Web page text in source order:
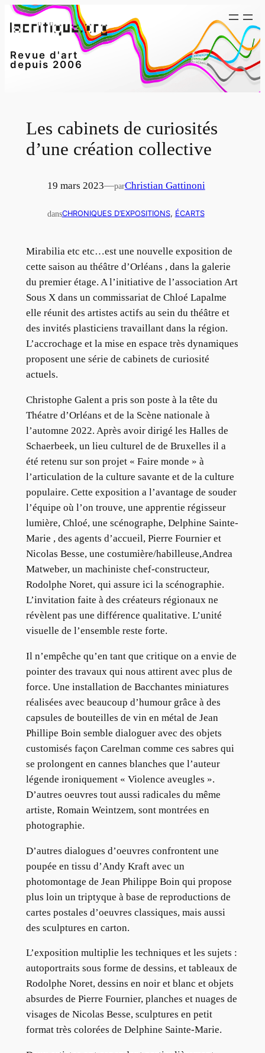
Aller
au
Revue d'art
depuis 2006
Les cabinets de curiosités
d’une création collective
19 mars 2023—parChristian Gattinoni
dansCHRONIQUES D’EXPOSITIONS, ÉCARTS
Mirabilia etc etc…est une nouvelle exposition de
cette saison au théâtre d’Orléans , dans la galerie
du premier étage. A l’initiative de l’association Art
Sous X dans un commissariat de Chloé Lapalme
elle réunit des artistes actifs au sein du théâtre et
des invités plasticiens travaillant dans la région.
L’accrochage et la mise en espace très dynamiques
proposent une série de cabinets de curiosité
actuels.
Christophe Galent a pris son poste à la tête du
Théatre d’Orléans et de la Scène nationale à
l’automne 2022. Après avoir dirigé les Halles de
Schaerbeek, un lieu culturel de de Bruxelles il a
été retenu sur son projet « Faire monde » à
l’articulation de la culture savante et de la culture
populaire. Cette exposition a l’avantage de souder
l’équipe où l’on trouve, une apprentie régisseur
lumière, Chloé, une scénographe, Delphine Sainte-
Marie , des agents d’accueil, Pierre Fournier et
Nicolas Besse, une costumière/habilleuse,Andrea
Matweber, un machiniste chef-constructeur,
Rodolphe Noret, qui assure ici la scénographie.
L’invitation faite à des créateurs régionaux ne
révèlent pas une différence qualitative. L’unité
visuelle de l’ensemble reste forte.
Il n’empêche qu’en tant que critique on a envie de
pointer des travaux qui nous attirent avec plus de
force. Une installation de Bacchantes miniatures
réalisées avec beaucoup d’humour grâce à des
capsules de bouteilles de vin en métal de Jean
Phillipe Boin semble dialoguer avec des objets
customisés façon Carelman comme ces sabres qui
se prolongent en cannes blanches que l’auteur
légende ironiquement « Violence aveugles ».
D’autres oeuvres tout aussi radicales du même
artiste, Romain Weintzem, sont montrées en
photographie.
D’autres dialogues d’oeuvres confrontent une
poupée en tissu d’Andy Kraft avec un
photomontage de Jean Philippe Boin qui propose
plus loin un triptyque à base de reproductions de
cartes postales d’oeuvres classiques, mais aussi
des sculptures en carton.
L’exposition multiplie les techniques et les sujets :
autoportraits sous forme de dessins, et tableaux de
Rodolphe Noret, dessins en noir et blanc et objets
absurdes de Pierre Fournier, planches et nuages de
visages de Nicolas Besse, sculptures en petit
format très colorées de Delphine Sainte-Marie.